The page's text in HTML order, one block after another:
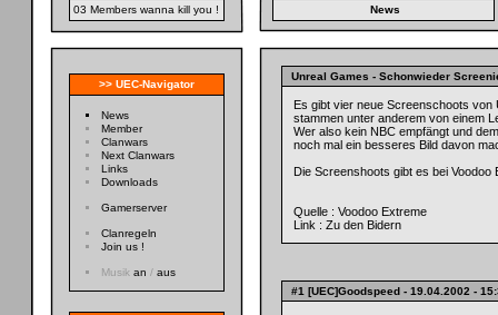
03 Members wanna kill you ! News
>> UEC-Navigator
News
Member
Clanwars
Next Clanwars
Links
Downloads
Gamerserver
Clanregeln
Join us !
Musik an / aus
Unreal Games - Schonwieder
Es gibt vier neue Screenschoots von
stammen unter anderem von einem
Wer also kein NBC empfängt und
noch mal ein besseres Bild davon
Die Screenshoots gibt es bei Voodoo
Quelle : Voodoo Extreme
Link : Zu den Bidern
#1 [UEC]Goodspeed - 19.04.2002 -